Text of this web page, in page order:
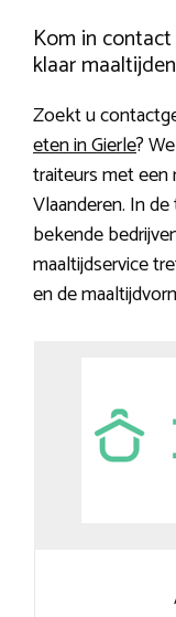
Kom in
klaar
Zoekt u
eten in Gierle?
traiteurs met
Vlaanderen. In
bekende
maaltijdservice
en de